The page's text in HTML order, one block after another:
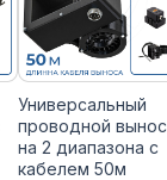
Универсальный
проводной вынос
на 2 диапазона с
кабелем 50м